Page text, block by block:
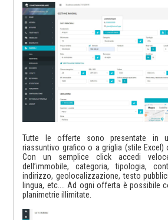
Tutte le offerte sono presentate in
riassuntivo grafico o a griglia (stile Excel)
Con un semplice click accedi
dell’immobile, categoria, tipologia,
indirizzo, geolocalizzazione, testo
lingua, etc.... Ad ogni offerta è possibile
planimetrie illimitate.